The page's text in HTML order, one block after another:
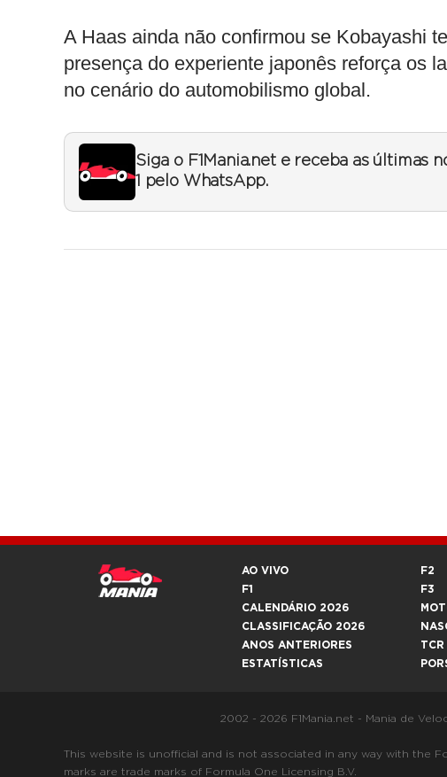
A Haas ainda não confirmou se Kobayashi
presença do experiente japonês reforça os
no cenário do automobilismo global.
Siga o F1Mania.net e receba as últimas
1 pelo WhatsApp.
AO VIVO
F1
CALENDÁRIO 2026
CLASSIFICAÇÃO 2026
ANOS ANTERIORES
ESTATÍSTICAS
F2
F3
TCR
2002 - 2026 F1Mania.net - Mania de
This website is unofficial and is not associated in any way with the
marks are trade marks of Formula One Licensing B.V.